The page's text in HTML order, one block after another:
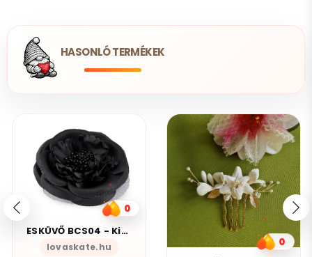
HASONLÓ TERMÉKEK
0
ESKÜVŐ BCS04 - Kitűző bross hajcsat - fekete színű szatén virág rózsa kb 11cm
lovaskate.hu
0